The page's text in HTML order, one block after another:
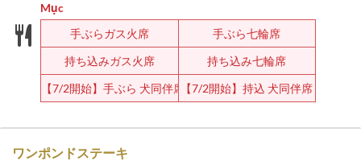
Mục
手ぶらガス火席
手ぶら七輪席
持ち込みガス火席
持ち込み七輪席
【7/2開始】手ぶら 犬同伴席
【7/2開始】持込 犬同伴席
ワンポンドステーキ